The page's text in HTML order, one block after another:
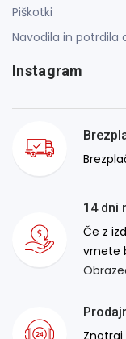
Piškotki
Navodila in potrdila
Instagram
14 dni
Če z
vrnete